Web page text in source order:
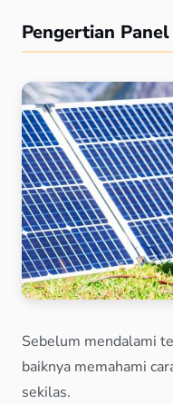
Pengertian
Sebelum mendalami
baiknya memahami
sekilas.